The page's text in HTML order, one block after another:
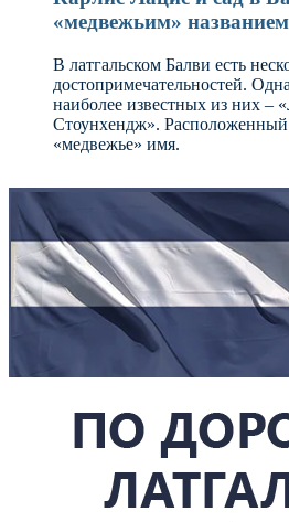
«медвежьим» названием
В латгальском Балви есть
достопримечательностей.
наиболее известных из них –
Стоунхендж». Расположенный
«медвежье» имя.